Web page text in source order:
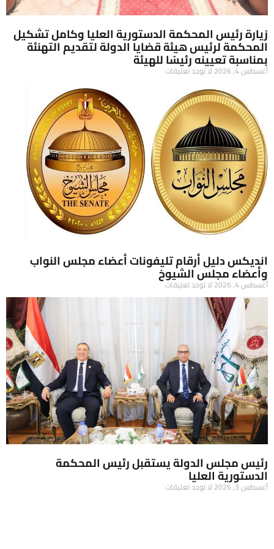
زيارة رئيس المحكمة الدستورية العليا وكامل تشكيل
المحكمة لرئيس هيئة قضايا الدولة لتقديم التهنئة
بمناسبة تعيينه رئيسًا للهيئة
أغسطس 4, 2026 لا توجد تعليقات
انديكس دليل أرقام تليفونات أعضاء مجلس النواب
وأعضاء مجلس الشيوخ
أغسطس 4, 2026 لا توجد تعليقات
رئيس مجلس الدولة يستقبل رئيس المحكمة
الدستورية العليا
أغسطس 3, 2026 لا توجد تعليقات